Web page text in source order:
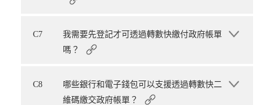
C7
我需要先登記才可透過轉數快繳付政府帳單
嗎？
C8
哪些銀行和電子錢包可以支援透過轉數快二
維碼繳交政府帳單？